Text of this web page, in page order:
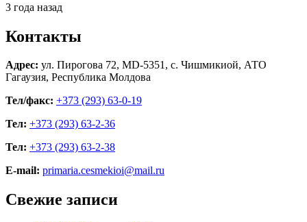
3 года назад
Контакты
Адрес: ул. Пирогова 72, MD-5351, с. Чишмикиой, АТО
Гагаузия, Республика Молдова
Тел/факс: +373 (293) 63-0-19
Тел: +373 (293) 63-2-36
Тел: +373 (293) 63-2-38
E-mail: primaria.cesmekioi@mail.ru
Свежие записи